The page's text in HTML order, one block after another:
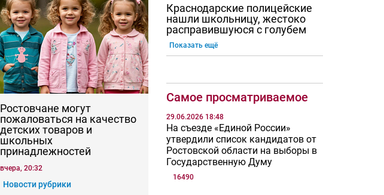
Ростовчане могут
пожаловаться на качество
детских товаров и
школьных
принадлежностей
вчера, 20:32
Новости рубрики
Краснодарские полицейские
нашли школьницу, жестоко
расправившуюся с голубем
Показать ещё
Самое просматриваемое
29.06.2026 18:48
На съезде «Единой России»
утвердили список кандидатов от
Ростовской области на выборы в
Государственную Думу
16490